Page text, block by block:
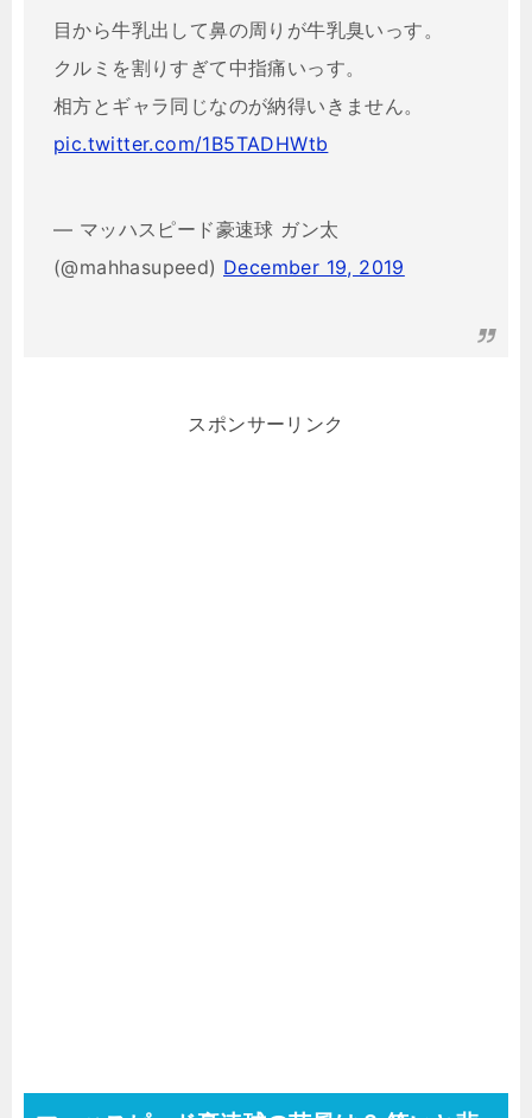
目から牛乳出して鼻の周りが牛乳臭いっす。
クルミを割りすぎて中指痛いっす。
相方とギャラ同じなのが納得いきません。
pic.twitter.com/1B5TADHWtb
— マッハスピード豪速球 ガン太
(@mahhasupeed) December 19, 2019
スポンサーリンク